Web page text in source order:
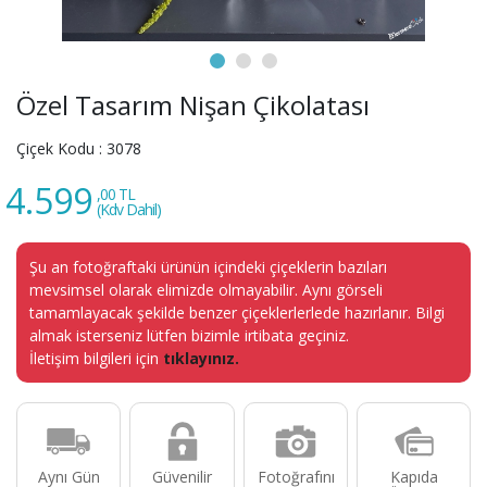
Özel Tasarım Nişan Çikolatası
Çiçek Kodu : 3078
4.599 ,00 TL
(Kdv Dahil)
Şu an fotoğraftaki ürünün içindeki çiçeklerin bazıları
mevsimsel olarak elimizde olmayabilir. Aynı görseli
tamamlayacak şekilde benzer çiçeklerlerlede hazırlanır. Bilgi
almak isterseniz lütfen bizimle irtibata geçiniz.
İletişim bilgileri için tıklayınız.
Aynı Gün
Güvenilir
Fotoğrafını
Kapıda